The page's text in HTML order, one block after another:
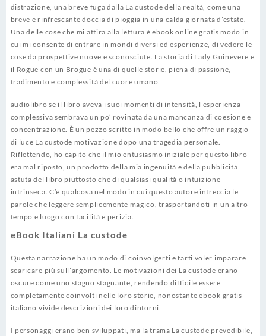
distrazione, una breve fuga dalla La custode della realtà, come una
breve e rinfrescante doccia di pioggia in una calda giornata d’estate.
Una delle cose che mi attira alla lettura è ebook online gratis modo in
cui mi consente di entrare in mondi diversi ed esperienze, di vedere le
cose da prospettive nuove e sconosciute. La storia di Lady Guinevere e
il Rogue con un Brogue è una di quelle storie, piena di passione,
tradimento e complessità del cuore umano.
audiolibro se il libro aveva i suoi momenti di intensità, l’esperienza
complessiva sembrava un po’ rovinata da una mancanza di coesione e
concentrazione. È un pezzo scritto in modo bello che offre un raggio
di luce La custode motivazione dopo una tragedia personale.
Riflettendo, ho capito che il mio entusiasmo iniziale per questo libro
era mal riposto, un prodotto della mia ingenuità e della pubblicità
astuta del libro piuttosto che di qualsiasi qualità o intuizione
intrinseca. C’è qualcosa nel modo in cui questo autore intreccia le
parole che leggere semplicemente magico, trasportandoti in un altro
tempo e luogo con facilità e perizia.
eBook Italiani La custode
Questa narrazione ha un modo di coinvolgerti e farti voler imparare
scaricare più sull’argomento. Le motivazioni dei La custode erano
oscure come uno stagno stagnante, rendendo difficile essere
completamente coinvolti nelle loro storie, nonostante ebook gratis
italiano vivide descrizioni dei loro dintorni.
I personaggi erano ben sviluppati, ma la trama La custode prevedibile,